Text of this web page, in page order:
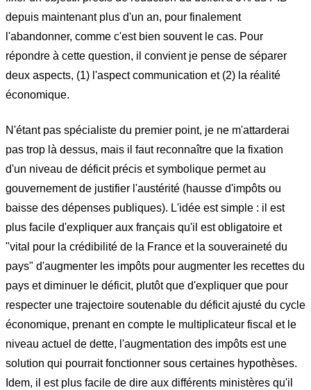
depuis maintenant plus d'un an, pour finalement
l'abandonner, comme c'est bien souvent le cas. Pour
répondre à cette question, il convient je pense de séparer
deux aspects, (1) l'aspect communication et (2) la réalité
économique.
N'étant pas spécialiste du premier point, je ne m'attarderai
pas trop là dessus, mais il faut reconnaître que la fixation
d'un niveau de déficit précis et symbolique permet au
gouvernement de justifier l'austérité (hausse d'impôts ou
baisse des dépenses publiques). L'idée est simple : il est
plus facile d'expliquer aux français qu'il est obligatoire et
"vital pour la crédibilité de la France et la souveraineté du
pays" d'augmenter les impôts pour augmenter les recettes du
pays et diminuer le déficit, plutôt que d'expliquer que pour
respecter une trajectoire soutenable du déficit ajusté du cycle
économique, prenant en compte le multiplicateur fiscal et le
niveau actuel de dette, l'augmentation des impôts est une
solution qui pourrait fonctionner sous certaines hypothèses.
Idem, il est plus facile de dire aux différents ministères qu'il